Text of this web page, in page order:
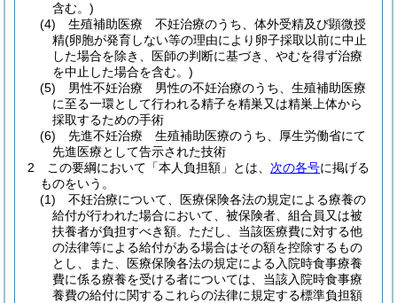
含む。)
(4)
生殖補助医療 不妊治療のうち、体外受精及び顕微授
精(卵胞が発育しない等の理由により卵子採取以前に中止
した場合を除き、医師の判断に基づき、やむを得ず治療
を中止した場合を含む。)
(5)
男性不妊治療 男性の不妊治療のうち、生殖補助医療
に至る一環として行われる精子を精巣又は精巣上体から
採取するための手術
(6)
先進不妊治療 生殖補助医療のうち、厚生労働省にて
先進医療として告示された技術
2
この要綱において「本人負担額」とは、 次の各号に掲げる
ものをいう。
(1)
不妊治療について、医療保険各法の規定による療養の
給付が行われた場合において、被保険者、組合員又は被
扶養者が負担すべき額。 ただし、当該医療費に対する他
の法律等による給付がある場合はその額を控除するもの
とし、また、医療保険各法の規定による入院時食事療養
費に係る療養を受ける者については、当該入院時食事療
養費の給付に関するこれらの法律に規定する標準負担額